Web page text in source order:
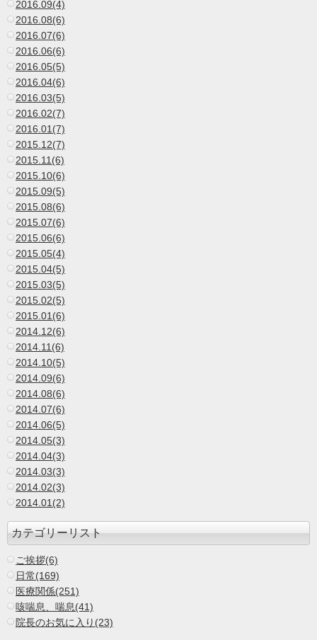
2016.09(4)
2016.08(6)
2016.07(6)
2016.06(6)
2016.05(5)
2016.04(6)
2016.03(5)
2016.02(7)
2016.01(7)
2015.12(7)
2015.11(6)
2015.10(6)
2015.09(5)
2015.08(6)
2015.07(6)
2015.06(6)
2015.05(4)
2015.04(5)
2015.03(5)
2015.02(5)
2015.01(6)
2014.12(6)
2014.11(6)
2014.10(5)
2014.09(6)
2014.08(6)
2014.07(6)
2014.06(5)
2014.05(3)
2014.04(3)
2014.03(3)
2014.02(3)
2014.01(2)
カテゴリーリスト
ご挨拶(6)
日常(169)
医療関係(251)
咳喘息、喘息(41)
院長のお気に入り(23)